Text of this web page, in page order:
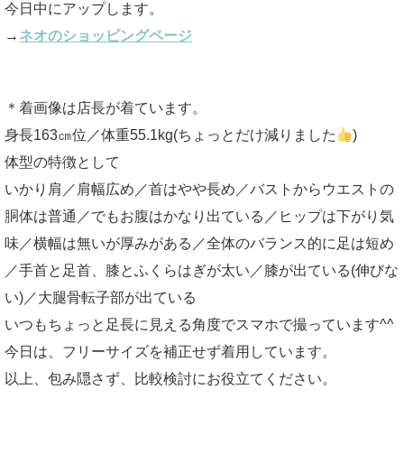
今日中にアップします。
→ ネオのショッピングページ
＊着画像は店長が着ています。
身長163㎝位／体重55.1kg(ちょっとだけ減りました
)
体型の特徴として
いかり肩／肩幅広め／首はやや長め／バストからウエストの
胴体は普通／でもお腹はかなり出ている／ヒップは下がり気
味／横幅は無いが厚みがある／全体のバランス的に足は短め
／手首と足首、膝とふくらはぎが太い／膝が出ている(伸びな
い)／大腿骨転子部が出ている
いつもちょっと足長に見える角度でスマホで撮っています^^
今日は、フリーサイズを補正せず着用しています。
以上、包み隠さず、比較検討にお役立てください。